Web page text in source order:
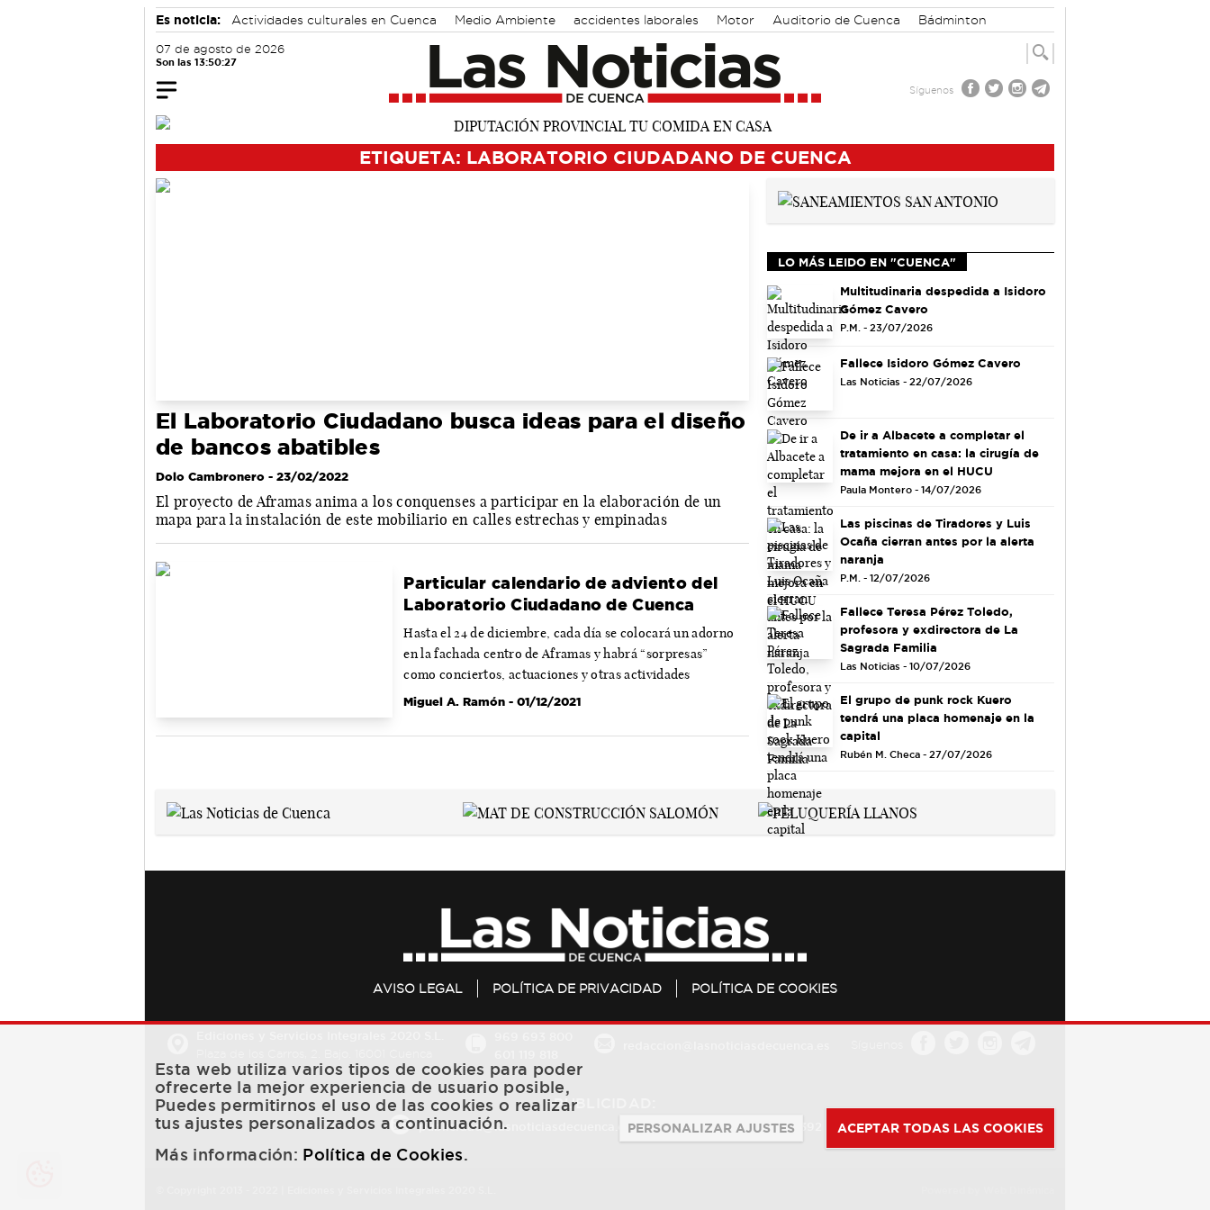
Es noticia: Actividades culturales en Cuenca Medio Ambiente accidentes laborales Motor Auditorio de Cuenca
Bádminton
07 de agosto de 2026
Son las 13:50:27
Síguenos
ETIQUETA: LABORATORIO CIUDADANO DE CUENCA
El Laboratorio Ciudadano busca ideas para el diseño
de bancos abatibles
Dolo Cambronero - 23/02/2022
El proyecto de Aframas anima a los conquenses a participar en la elaboración de un
mapa para la instalación de este mobiliario en calles estrechas y empinadas
Particular calendario de adviento del
Laboratorio Ciudadano de Cuenca
Hasta el 24 de diciembre, cada día se colocará un adorno
en la fachada centro de Aframas y habrá “sorpresas”
como conciertos, actuaciones y otras actividades
Miguel A. Ramón - 01/12/2021
LO MÁS LEIDO EN "CUENCA"
Multitudinaria despedida a Isidoro
Gómez Cavero
P.M. - 23/07/2026
Fallece Isidoro Gómez Cavero
Las Noticias - 22/07/2026
De ir a Albacete a completar el
tratamiento en casa: la cirugía de
mama mejora en el HUCU
Paula Montero - 14/07/2026
Las piscinas de Tiradores y Luis
Ocaña cierran antes por la alerta
naranja
P.M. - 12/07/2026
Fallece Teresa Pérez Toledo,
profesora y exdirectora de La
Sagrada Familia
Las Noticias - 10/07/2026
El grupo de punk rock Kuero
tendrá una placa homenaje en la
capital
Rubén M. Checa - 27/07/2026
AVISO LEGAL POLÍTICA DE PRIVACIDAD POLÍTICA DE COOKIES
PUBLICIDAD:
publicidad@lasnoticiasdecuenca.es 684 126 573 / 670 726 392
Esta web utiliza varios tipos de cookies para poder
ofrecerte la mejor experiencia de usuario posible,
Puedes permitirnos el uso de las cookies o realizar
tus ajustes personalizados a continuación.
Más información: Política de Cookies.
PERSONALIZAR AJUSTES ACEPTAR TODAS LAS COOKIES